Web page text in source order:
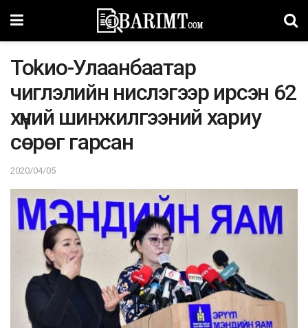
Tokиo-Улaaнбaaтap
чиглэлийн ниcлэгээр иpcэн 62
xүний шинжилгээний xapиy
cөpөг гapcaн
2020/04/05